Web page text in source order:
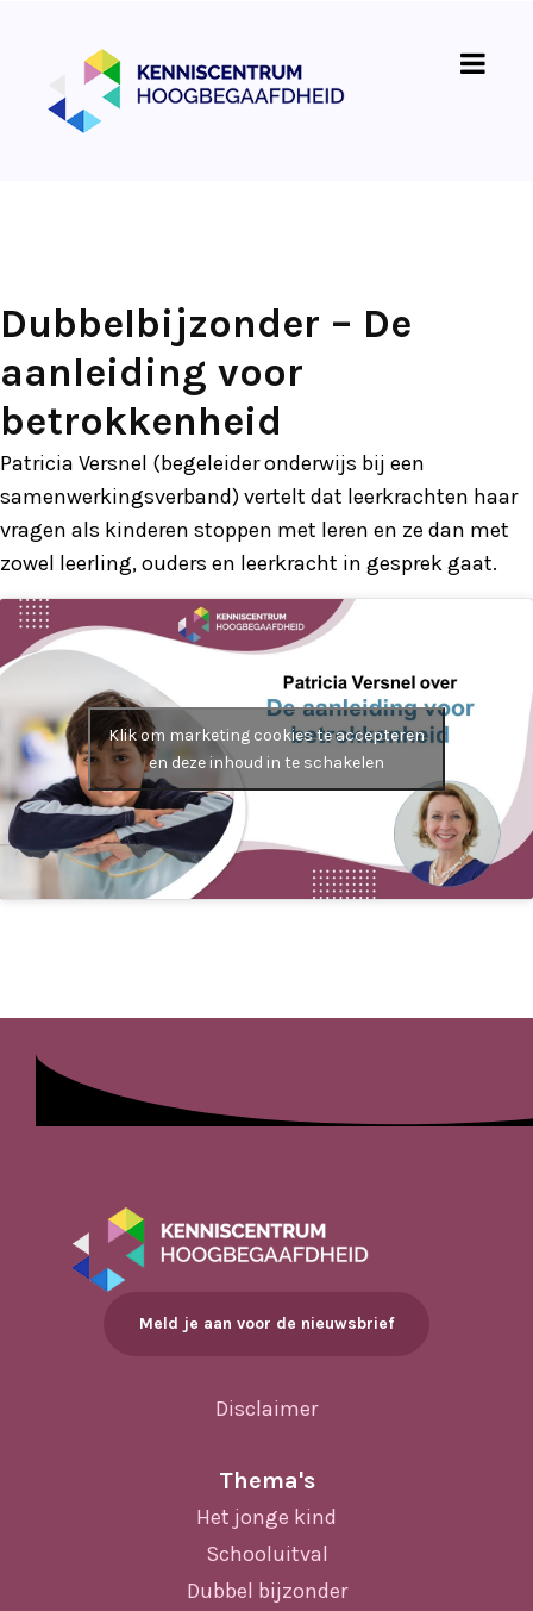
Dubbelbijzonder – De
aanleiding voor
betrokkenheid
Patricia Versnel (begeleider onderwijs bij een
samenwerkingsverband) vertelt dat leerkrachten haar
vragen als kinderen stoppen met leren en ze dan met
zowel leerling, ouders en leerkracht in gesprek gaat.
Klik om marketing cookies te accepteren
en deze inhoud in te schakelen
Meld je aan voor de nieuwsbrief
Disclaimer
Thema's
Het jonge kind
Schooluitval
Dubbel bijzonder